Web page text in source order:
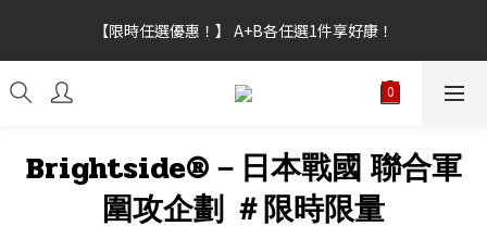
【新功能試營運】會員點數上線，不限訂單金額皆可折抵，折抵點
數無上限。
【限時任選優惠！】 A+B各任選1件享好康！
【新功能試營運】會員點數上線，不限訂單金額皆可折抵，折抵點
數無上限。
Brightside®－日本戰國 聯合軍
圍攻企劃 ＃限時限量